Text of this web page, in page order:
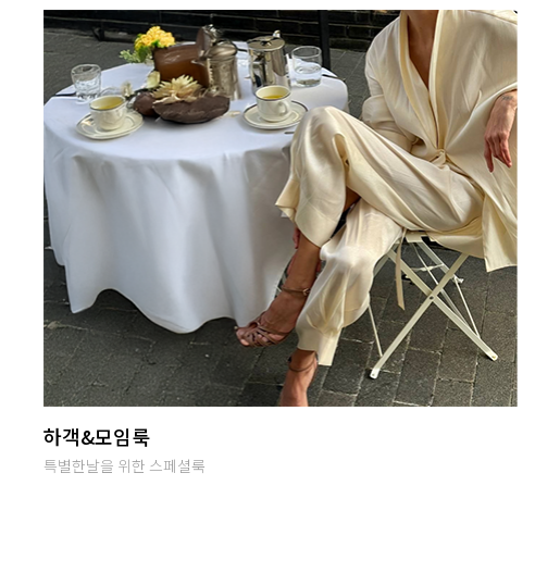
난닝구 라이브방송
단골맺고 득템하세요